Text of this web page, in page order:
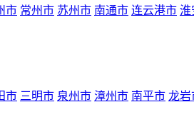
市 常州市 苏州市 南通市 连云港市 淮
市 三明市 泉州市 漳州市 南平市 龙岩